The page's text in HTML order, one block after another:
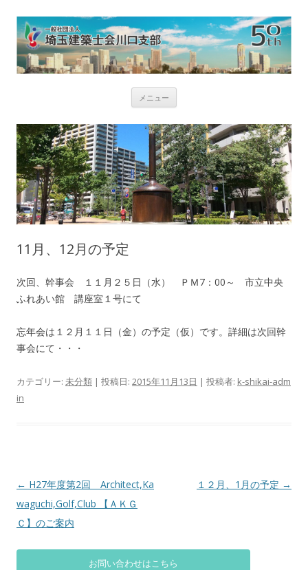
メニュー
ン
ツ
へ
ス
キ
ッ
プ
11月、12月の予定
次回、幹事会 １１月２５日（水） ＰＭ7：00～ 市立中央
ふれあい館 講座室１号にて
忘年会は１２月１１日（金）の予定（仮）です。詳細は次回幹
事会にて・・・
カテゴリー: 未分類 | 投稿日: 2015年11月13日 | 投稿者: k-shikai-adm
in
投
稿
ナ
← H27年度第2回 Architect,Ka
waguchi,Golf,Club 【ＡＫＧ
Ｃ】のご案内
１２月、1月の予定 →
お問い合わせはこちら